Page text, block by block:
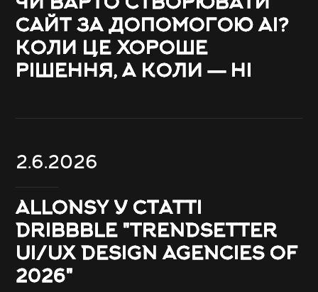
САЙТ ЗА ДОПОМОГОЮ AI?
КОЛИ ЦЕ ХОРОШЕ
РІШЕННЯ, А КОЛИ — НІ
2.6.2026
ALLONSY У СТАТТІ
DRIBBBLE "TRENDSETTER
UI/UX DESIGN AGENCIES OF
2026"